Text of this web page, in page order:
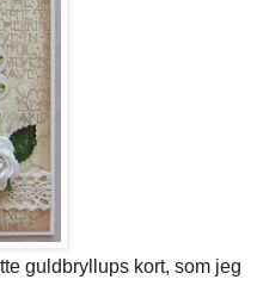
guldbryllups kort, som jeg